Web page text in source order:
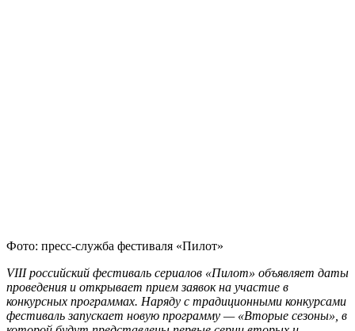
Фото: пресс-служба фестиваля «Пилот»
VIII российский фестиваль сериалов «Пилот» объявляет даты
проведения и открывает прием заявок на участие в
конкурсных программах. Наряду с традиционными конкурсами
фестиваль запускает новую программу — «Вторые сезоны», в